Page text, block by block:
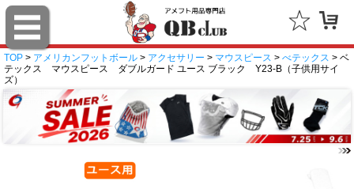
TOP > アメリカンフットボール > アクセサリー > マウスピース > べテックス > ベ
テックス マウスピース ダブルガード ユース ブラック Y23-B（子供用サイ
ズ）